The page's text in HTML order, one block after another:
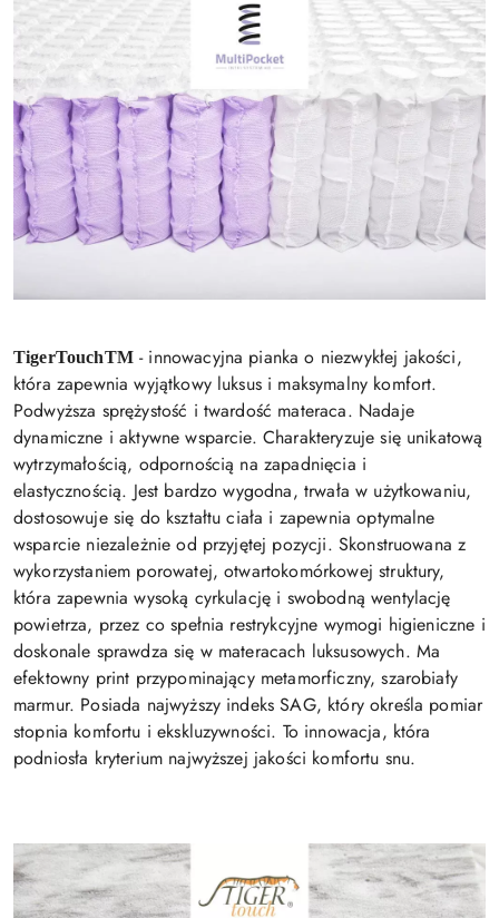
TigerTouchTM- innowacyjna pianka o niezwykłej jakości,
która zapewnia wyjątkowy luksus i maksymalny komfort.
Podwyższa sprężystość i twardość materaca. Nadaje
dynamiczne i aktywne wsparcie. Charakteryzuje się unikatową
wytrzymałością, odpornością na zapadnięcia i
elastycznością. Jest bardzo wygodna, trwała w użytkowaniu,
dostosowuje się do kształtu ciała i zapewnia optymalne
wsparcie niezależnie od przyjętej pozycji. Skonstruowana z
wykorzystaniem porowatej, otwartokomórkowej struktury,
która zapewnia wysoką cyrkulację i swobodną wentylację
powietrza, przez co spełnia restrykcyjne wymogi higieniczne i
doskonale sprawdza się w materacach luksusowych. Ma
efektowny print przypominający metamorficzny, szarobiały
marmur. Posiada najwyższy indeks SAG, który określa pomiar
stopnia komfortu i ekskluzywności. To innowacja, która
podniosła kryterium najwyższej jakości komfortu snu.